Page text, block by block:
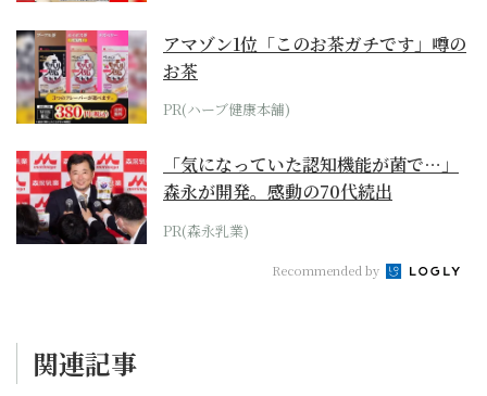
アマゾン1位「このお茶ガチです」噂の
お茶
PR(ハーブ健康本舗)
「気になっていた認知機能が菌で…」
森永が開発。感動の70代続出
PR(森永乳業)
Recommended by
関連記事